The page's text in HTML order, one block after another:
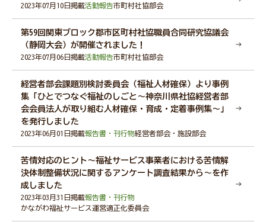
2023年07月10日掲載活動報告市町村社協部会
2023年07月06日掲載活動報告市町村社協部会
第59回関東ブロック郡市区町村社協職員合同研究協議会
（静岡大会）が開催されました！
2023年06月01日掲載報告書・刊行物経営者部会・施設部会
経営者部会課題別検討委員会（福祉人材確保）より事例
集「ひとでつなぐ福祉のしごと～神奈川県社協経営者部
会会員法人が取り組む人材確保・育成・定着事例集～」
を発行しました
2023年03月31日掲載報告書・刊行物
かながわ福祉サービス運営適正化委員会
苦情対応のヒント～福祉サービス事業者における苦情解
決体制整備状況に関するアンケート調査結果から～を作
成しました
災害関連情報
ニュース
福祉タイムズ
福祉に関する図書のあっせん・紹介
神奈川県社協公式SNS